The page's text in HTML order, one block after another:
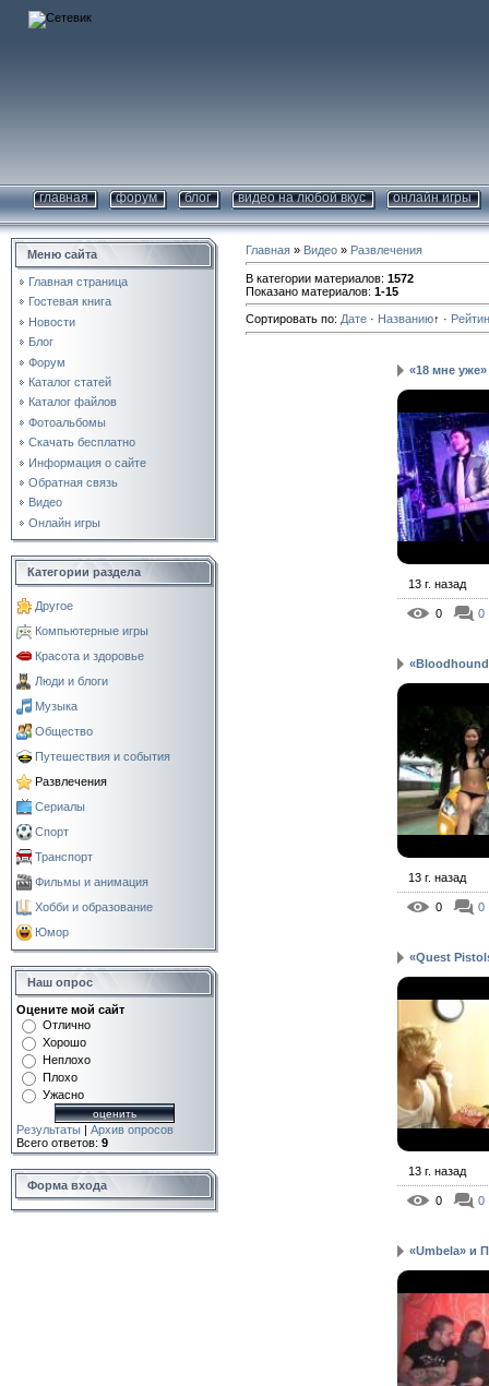
главная форум блог видео на любой вкус онлайн игры
Меню сайта
Главная страница
Гостевая книга
Новости
Блог
Форум
Каталог статей
Каталог файлов
Фотоальбомы
Скачать бесплатно
Информация о сайте
Обратная связь
Видео
Онлайн игры
Категории раздела
Другое
Компьютерные игры
Красота и здоровье
Люди и блоги
Музыка
Общество
Путешествия и события
Развлечения
Сериалы
Спорт
Транспорт
Фильмы и анимация
Хобби и образование
Юмор
Наш опрос
Оцените мой сайт
Отлично
Хорошо
Неплохо
Плохо
Ужасно
Результаты | Архив опросов
Всего ответов: 9
Форма входа
Главная » Видео » Развлечения
В категории материалов: 1572
Показано материалов: 1-15
Сортировать по: Дате · Названию↑ ·
«18 мне
13 г. назад
0 0
13 г. назад
0 0
«Quest
13 г. назад
0 0
«Umbela» и